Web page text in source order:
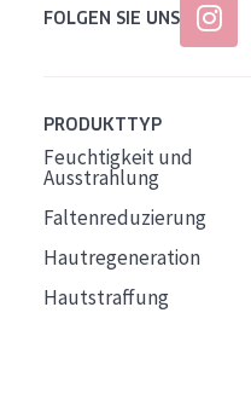
FOLGEN SIE UNS
PRODUKTTYP
Feuchtigkeit und
Ausstrahlung
Faltenreduzierung
Hautregeneration
Hautstraffung